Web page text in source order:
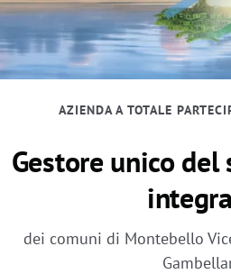
AZIENDA A TOTALE
Gestore unico
dei comuni di Montebello